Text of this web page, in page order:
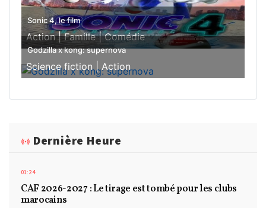
Sonic 4, le film
Action |Famille |Comédie
Godzilla x kong: supernova
Science fiction |Action
Dernière Heure
01:24
CAF 2026-2027 : Le tirage est tombé pour les clubs
marocains